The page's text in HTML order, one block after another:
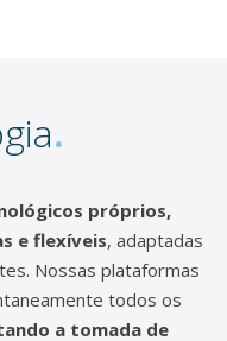
.
próprios,
e flexíveis, adaptadas
Nossas plataformas
todos os
a tomada de